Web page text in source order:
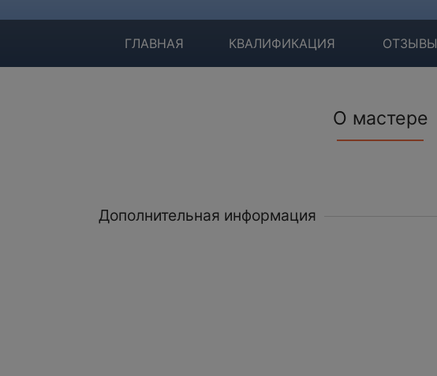
ГЛАВНАЯ КВАЛИФИКАЦИЯ ОТЗЫВЫ
О мастере
Дополнительная информация